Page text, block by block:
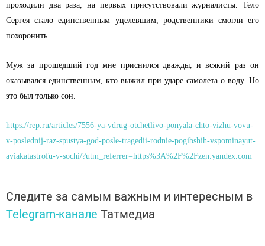
проходили два раза, на первых присутствовали журналисты. Тело
Сергея стало единственным уцелевшим, родственники смогли его
похоронить.
Муж за прошедший год мне приснился дважды, и всякий раз он
оказывался единственным, кто выжил при ударе самолета о воду. Но
это был только сон.
https://rep.ru/articles/7556-ya-vdrug-otchetlivo-ponyala-chto-vizhu-vovu-
v-poslednij-raz-spustya-god-posle-tragedii-rodnie-pogibshih-vspominayut-
aviakatastrofu-v-sochi/?utm_referrer=https%3A%2F%2Fzen.yandex.com
Следите за самым важным и интересным в
Telegram-канале Татмедиа